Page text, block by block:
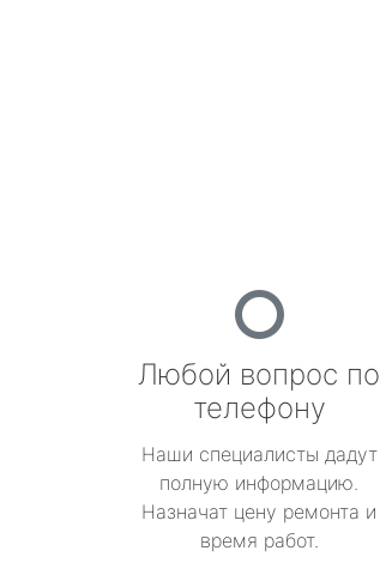
Любой вопрос по
телефону
Наши специалисты дадут
полную информацию.
Назначат цену ремонта и
время работ.